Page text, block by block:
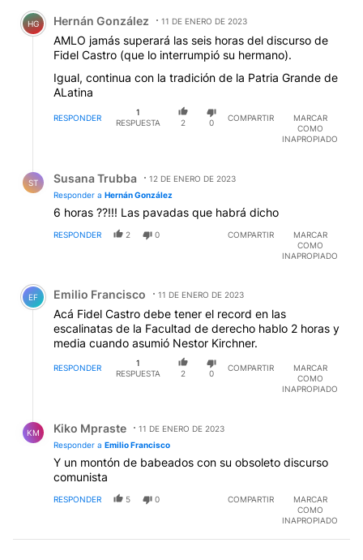
Comentario de Hernán González.
HG Hernán González 11 DE ENERO DE 2023
AMLO jamás superará las seis horas del discurso de
Fidel Castro (que lo interrumpió su hermano).
Igual, continua con la tradición de la Patria Grande de
ALatina
RESPONDER
1
RESPUESTA
2 0
COMPARTIR
MARCAR
COMO
INAPROPIADO
ST Susana Trubba
12 DE ENERO DE 2023
Responder a Hernán González
6 horas ??!!! Las pavadas que habrá dicho
RESPONDER 2 0 COMPARTIR
MARCAR
COMO
INAPROPIADO
Comentario de Emilio Francisco.
EF Emilio Francisco 11 DE ENERO DE 2023
Acá Fidel Castro debe tener el record en las
escalinatas de la Facultad de derecho hablo 2 horas y
media cuando asumió Nestor Kirchner.
RESPONDER
1
RESPUESTA
2 0
COMPARTIR
MARCAR
COMO
INAPROPIADO
KM Kiko Mpraste
11 DE ENERO DE 2023
Responder a Emilio Francisco
Y un montón de babeados con su obsoleto discurso
comunista
RESPONDER 5 0 COMPARTIR
MARCAR
COMO
INAPROPIADO